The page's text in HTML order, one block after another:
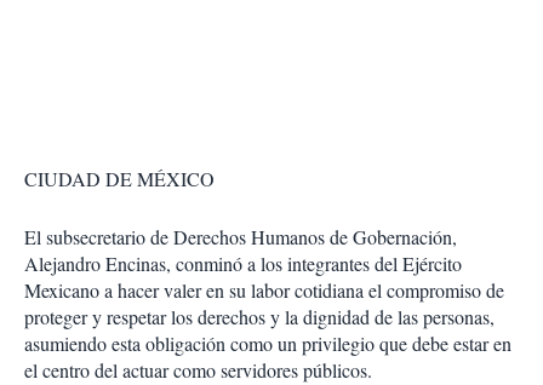
CIUDAD DE MÉXICO
El subsecretario de Derechos Humanos de Gobernación,
Alejandro Encinas, conminó a los integrantes del Ejército
Mexicano a hacer valer en su labor cotidiana el compromiso de
proteger y respetar los derechos y la dignidad de las personas,
asumiendo esta obligación como un privilegio que debe estar en
el centro del actuar como servidores públicos.